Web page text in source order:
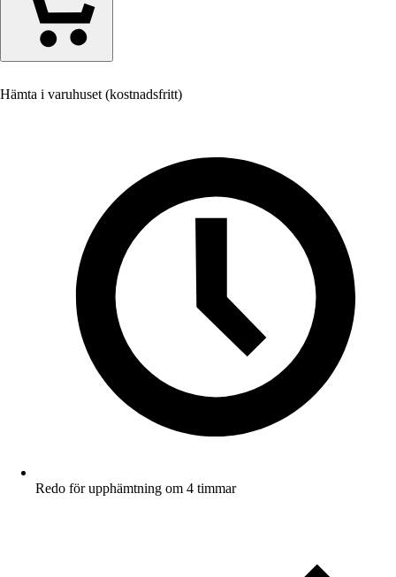
Hämta i varuhuset (kostnadsfritt)
Redo för upphämtning om 4 timmar